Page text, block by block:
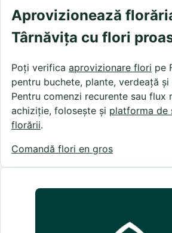
Aprovizionează
Târnăvița cu flori
Poți verifica aprovizionare flori pe
pentru buchete, plante, verdeață și
Pentru comenzi recurente sau flux
achiziție, folosește și platforma de
florării.
Comandă flori en gros